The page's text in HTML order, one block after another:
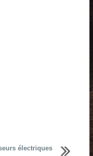
électriques